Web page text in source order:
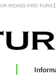
RIDING PRO FURA】